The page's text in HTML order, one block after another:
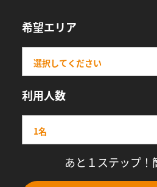
希望エリア
利用人数
あと１ステップ！